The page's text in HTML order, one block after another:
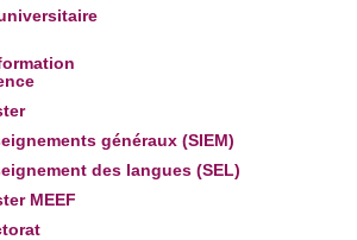
généraux (SIEM)
des langues (SEL)
MEEF